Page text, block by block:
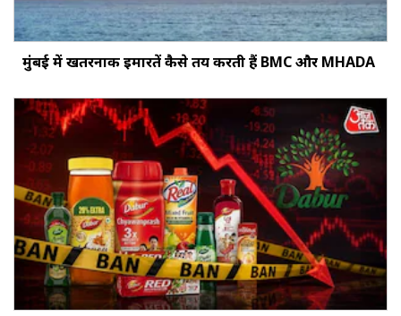
मुंबई में खतरनाक इमारतें कैसे तय करती हैं BMC और MHADA